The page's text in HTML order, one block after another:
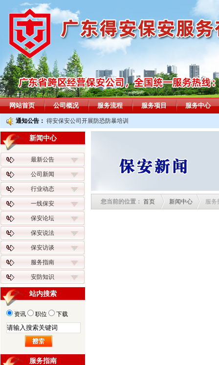
网站首页 公司概况 服务流程 服务项目 服务中心
通知公告： 得安保安公司开展防恐防暴培训
您当前的位置： 首页 新闻中心 服务
新闻中心
最新公告
公司新闻
行业动态
一线保安
保安论坛
保安说法
保安访谈
服务指南
安防知识
站内搜索
资讯 职位 下载
服务指南